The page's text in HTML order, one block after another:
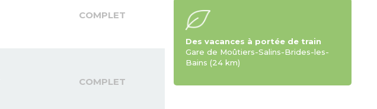
COMPLET
COMPLET
Des vacances à portée de train
Gare de Moûtiers-Salins-Brides-les-
Bains (24 km)